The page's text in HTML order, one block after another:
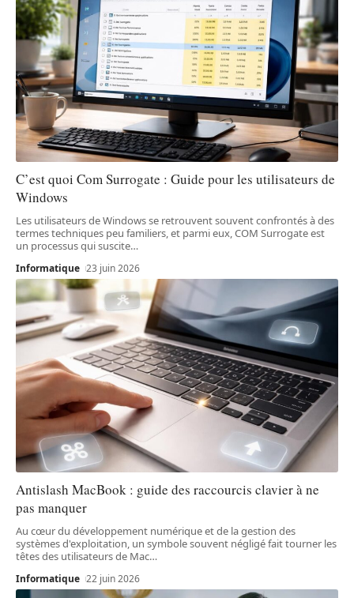
C’est quoi Com Surrogate : Guide pour les utilisateurs de
Windows
Les utilisateurs de Windows se retrouvent souvent confrontés à des
termes techniques peu familiers, et parmi eux, COM Surrogate est
un processus qui suscite…
Informatique 23 juin 2026
Antislash MacBook : guide des raccourcis clavier à ne
pas manquer
Au cœur du développement numérique et de la gestion des
systèmes d'exploitation, un symbole souvent négligé fait tourner les
têtes des utilisateurs de Mac…
Informatique 22 juin 2026